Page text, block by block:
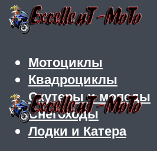
Мотоциклы
Квадроциклы
Скутеры и мопеды
Снегоходы
Лодки и Катера